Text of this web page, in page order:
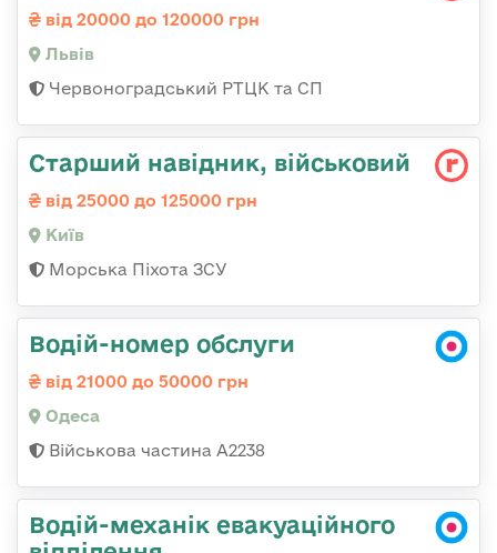
від 20000 до 120000 грн
Львів
Червоноградський РТЦК та СП
Стаpший навідник, військовий
від 25000 до 125000 грн
Київ
Морська Піхота ЗСУ
Водій-номер обслуги
від 21000 до 50000 грн
Одеса
Військова частина А2238
Водій-механік евакуаційного